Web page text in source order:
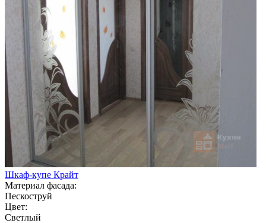
Шкаф-купе Крайт
Материал фасада:
Пескоструй
Цвет:
Светлый